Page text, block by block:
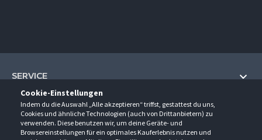
Cookie-Einstellungen
Indem du die Auswahl „Alle akzeptieren“ triffst, gestattest du uns,
Cookies und ähnliche Technologien (auch von Drittanbietern) zu
verwenden. Diese benutzen wir, um deine Geräte- und
Browsereinstellungen für ein optimales Kauferlebnis nutzen und
SERVICE
Hilfe und Information
Fragen und Antworten (FAQ)
Kontakt
UNTERNEHMEN
Über uns
KONTAKT